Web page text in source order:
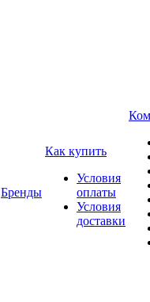
Бренды
Как купить
Условия
оплаты
Условия
доставки